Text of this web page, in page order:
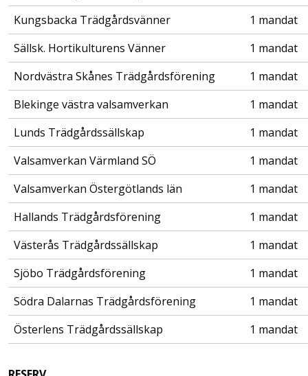
Kungsbacka Trädgårdsvänner
1 mandat
Sällsk. Hortikulturens Vänner
1 mandat
Nordvästra Skånes Trädgårdsförening
1 mandat
Blekinge västra valsamverkan
1 mandat
Lunds Trädgårdssällskap
1 mandat
Valsamverkan Värmland SÖ
1 mandat
Valsamverkan Östergötlands län
1 mandat
Hallands Trädgårdsförening
1 mandat
Västerås Trädgårdssällskap
1 mandat
Sjöbo Trädgårdsförening
1 mandat
Södra Dalarnas Trädgårdsförening
1 mandat
Österlens Trädgårdssällskap
1 mandat